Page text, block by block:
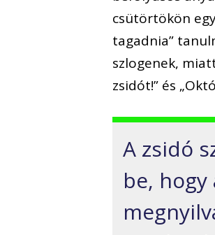
csütörtökön
tagadnia”
szlogenek,
zsidót!” és
A zsidó
be,